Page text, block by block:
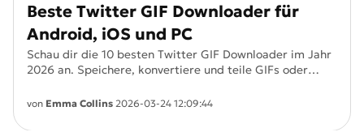
Beste Twitter GIF Downloader für
Android, iOS und PC
Schau dir die 10 besten Twitter GIF Downloader im Jahr
2026 an. Speichere, konvertiere und teile GIFs oder
iOS-Geräten.
von Emma Collins 2026-03-24 12:09:44